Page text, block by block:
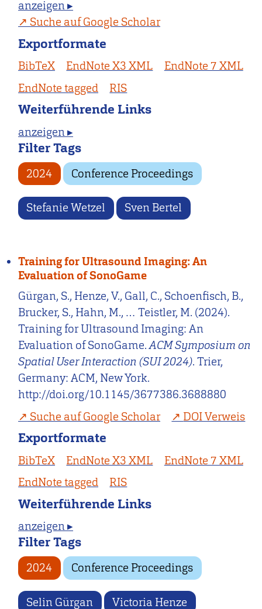
anzeigen ▸
Suche auf Google Scholar
Exportformate
BibTeX EndNote X3 XML
EndNote 7 XML
EndNote tagged
RIS
Weiterführende Links
anzeigen ▸
Filter Tags
2024 Conference Proceedings
Stefanie Wetzel Sven Bertel
Training for Ultrasound Imaging: An
Evaluation of SonoGame
Gürgan, S., Henze, V., Gall, C., Schoenfisch, B.,
Brucker, S., Hahn, M., … Teistler, M. (2024).
Training for Ultrasound Imaging: An
Evaluation of SonoGame.ACM Symposium on
Spatial User Interaction (SUI 2024). Trier,
Germany: ACM, New York.
http://doi.org/10.1145/3677386.3688880
Suche auf Google Scholar
DOI Verweis
Exportformate
BibTeX EndNote X3 XML
EndNote 7 XML
EndNote tagged
RIS
Weiterführende Links
anzeigen ▸
Filter Tags
2024 Conference Proceedings
Selin Gürgan Victoria Henze